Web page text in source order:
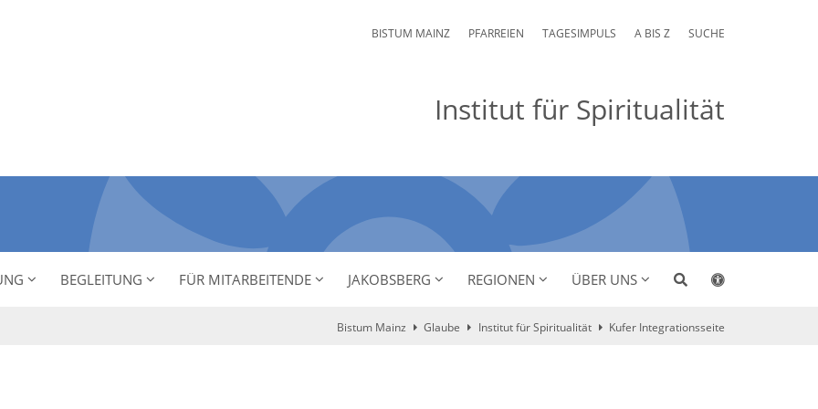
BISTUM MAINZ PFARREIEN TAGESIMPULS A BIS Z SUCHE
Institut für Spiritualität
BEGLEITUNG FÜR MITARBEITENDE JAKOBSBERG REGIONEN ÜBER UNS
Bistum Mainz Glaube Institut für Spiritualität Kufer Integrationsseite